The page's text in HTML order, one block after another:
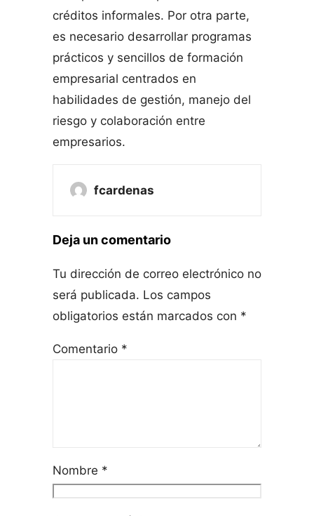
créditos informales. Por otra parte,
es necesario desarrollar programas
prácticos y sencillos de formación
empresarial centrados en
habilidades de gestión, manejo del
riesgo y colaboración entre
empresarios.
fcardenas
Deja un comentario
Tu dirección de correo electrónico no
será publicada. Los campos
obligatorios están marcados con *
Comentario *
Nombre *